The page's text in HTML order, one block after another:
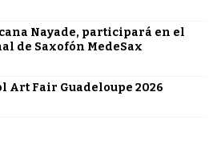
Nayade, participará en el
de Saxofón MedeSax
Art Fair Guadeloupe 2026